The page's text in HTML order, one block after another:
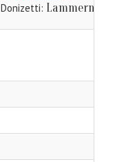
Donizetti